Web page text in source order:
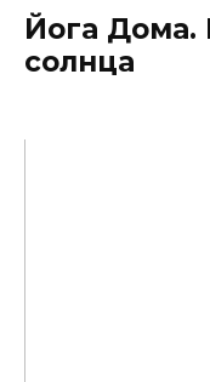
Йога Дома.
солнца